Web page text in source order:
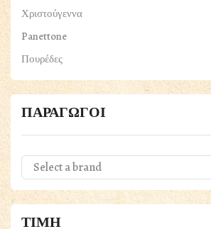
Χριστούγεννα
Panettone
Πουρέδες
ΠΑΣΧΑΛΙΝΑ
Γλυκά & Μέλια
Αλείμματα
ΠΑΡΑΓΩΓΟΙ
ΤΙΜΗ